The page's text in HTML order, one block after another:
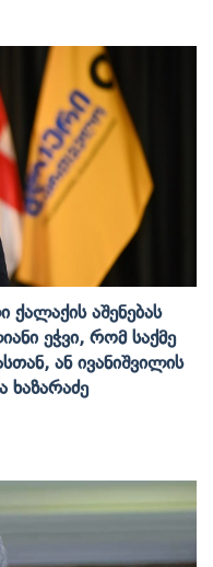
Აშენებას
Ეჭვი, Რომ Საქმე
Ან Ივანიშვილის
Ხაზარაძე